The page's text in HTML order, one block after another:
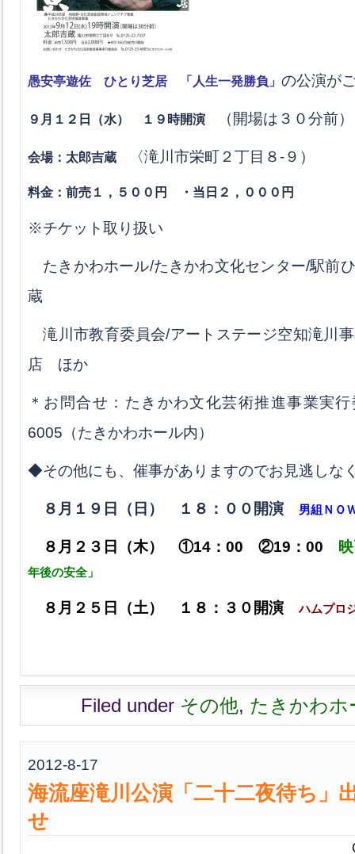
愚安亭遊佐 ひとり芝居 「人生一発勝負」 の公演が
９月１２日（水） １９時開演 （開場は３０分前）
会場：太郎吉蔵 〈滝川市栄町２丁目８-９）
料金：前売１，５００円 ・当日２，０００円
※チケット取り扱い
たきかわホール/たきかわ文化センター/駅前
蔵
滝川市教育委員会/アートステージ空知滝川
店 ほか
＊お問合せ：たきかわ文化芸術推進事業実
6005（たきかわホール内）
◆その他にも、催事がありますのでお見逃しな
８月１９日（日） １８：００開演 男組ＮＯ
８月２３日（木） ①14：00 ②19：00
年後の安全」
８月２５日（土） １８：３０開演 ハムプロ
Filed under その他, たきかわホ
2012-8-17
海流座滝川公演「二十二夜待ち」
せ